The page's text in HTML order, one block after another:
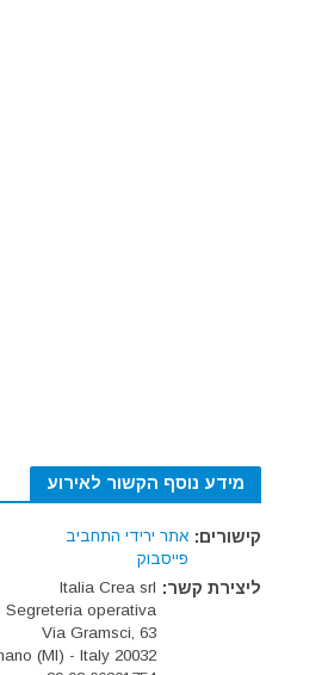
מידע נוסף הקשור לאירוע
קישורים: אתר ירידי התחביב
פייסבוק
ליצירת קשר: Italia Crea srl
Segreteria operativa :
Via Gramsci, 63
20032 Cormano (MI) - Italy